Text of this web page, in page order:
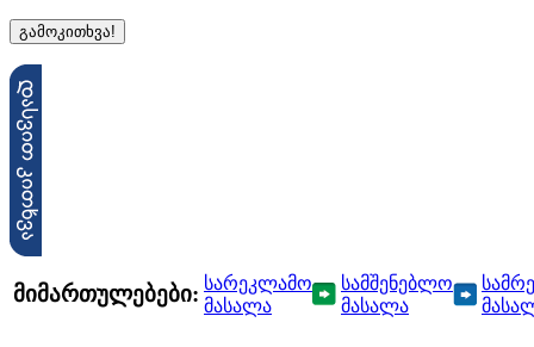
მიმართულებები: სარეკლამო
მასალა
სამშენებლო
მასალა